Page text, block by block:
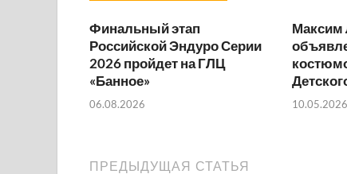
Финальный этап
Российской Эндуро Серии
2026 пройдет на ГЛЦ
«Банное»
06.08.2026
Максим
10.05.2026
ПРЕДЫДУЩАЯ СТАТЬЯ